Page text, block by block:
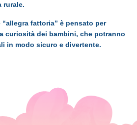
rurale.
“allegra fattoria” è pensato per
curiosità dei bambini, che potranno
in modo sicuro e divertente.